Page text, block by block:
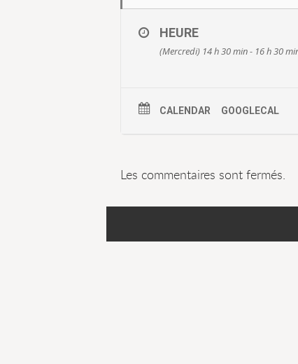
HEURE
(Mercredi) 14 h 30 min - 16 h 30
CALENDAR GOOGLECAL
Les commentaires sont fermés.